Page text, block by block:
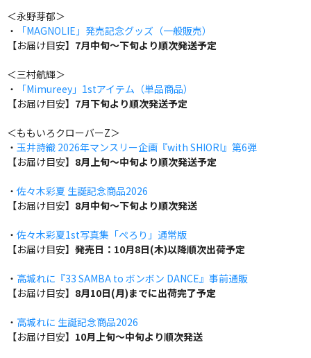
＜永野芽郁＞
・
「MAGNOLIE」発売記念グッズ（一般販売）
【お届け目安】 7月中旬～下旬より順次発送予定
＜三村航輝＞
・
「Mimureey」1stアイテム（単品商品）
【お届け目安】 7月下旬より順次発送予定
＜ももいろクローバーZ＞
・ 玉井詩織 2026年マンスリー企画『with SHIORI』第6弾
【お届け目安】 8月上旬～中旬より順次発送予定
・ 佐々木彩夏 生誕記念商品2026
【お届け目安】 8月中旬～下旬より順次発送
・ 佐々木彩夏1st写真集「ぺろり」通常版
【お届け目安】 発売日：10月8日(木)以降順次出荷予定
・ 高城れに『33 SAMBA to ボンボン DANCE』事前通販
【お届け目安】 8月10日(月)までに出荷完了予定
・ 高城れに 生誕記念商品2026
【お届け目安】 10月上旬～中旬より順次発送